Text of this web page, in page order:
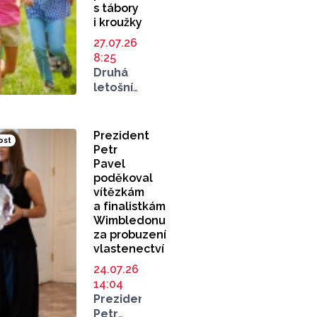
půdě
za podpory
skvělého
publika
předvedly
české
úžasné
výkony.
Slavit
tak
můžou
cenné
medaile.
na pouti
nebo
jídlo
na festivalu.
O tom,
jak
postupovat,
informovala
Lenka
Gartnerová,
referentka
informační
služby
města
Prostějova.
Máme
pro vás
přehledné
shrnutí.
s tábory
i kroužky
27.07.26
8:25
Druhá
letošní
pomoci
olomouckým
dětem
začala.
Běží
už od
začátku
července.
Rodinám
s nižšími
příjmy
nabízí
možnost
Prezident
Petr
Pavel
poděkoval
vítězkám
a finalistkám
Wimbledonu
za probuzení
vlastenectví
24.07.26
14:04
Prezident
Petr